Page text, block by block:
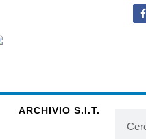
ARCHIVIO S.I.T.